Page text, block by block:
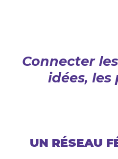
Connecter
idées, les
UN RÉSEAU